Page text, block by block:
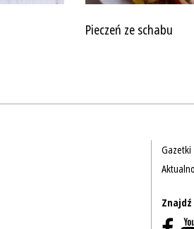
Pieczeń ze schabu
Gazetki
Znajdź